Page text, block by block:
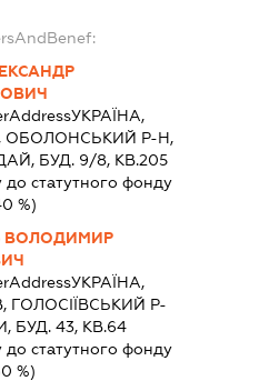
УКРАЇНА,
ОБОЛОНСЬКИЙ Р-Н,
БУД. 9/8, КВ.205
до статутного фонду
%)
ВОЛОДИМИР
УКРАЇНА,
ГОЛОСІЇВСЬКИЙ Р-
БУД. 43, КВ.64
до статутного фонду
%)